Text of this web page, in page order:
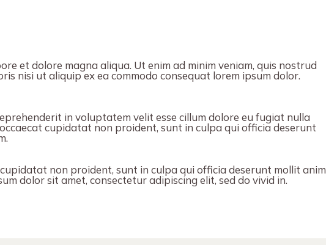
et dolore magna aliqua. Ut enim ad minim veniam, quis nostrud
nisi ut aliquip ex ea commodo consequat lorem ipsum dolor.
in voluptatem velit esse cillum dolore eu fugiat nulla
cupidatat non proident, sunt in culpa qui officia deserunt
non proident, sunt in culpa qui officia deserunt mollit anim
dolor sit amet, consectetur adipiscing elit, sed do vivid in.